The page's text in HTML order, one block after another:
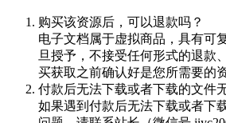
购买该资源后，可以退款吗？
电子文档属于虚拟商品，具有可
旦授予，不接受任何形式的退款
买获取之前确认好是您所需要的
付款后无法下载或者下载的文件
如果遇到付款后无法下载或者下